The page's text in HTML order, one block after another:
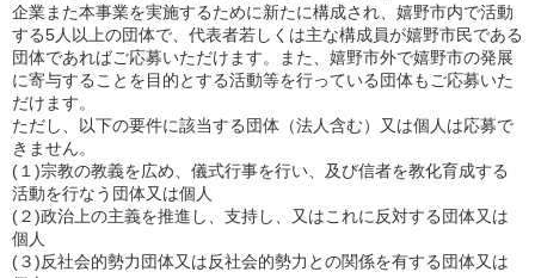
企業また本事業を実施するために新たに構成され、嬉野市内で活動
する5人以上の団体で、代表者若しくは主な構成員が嬉野市民である
団体であればご応募いただけます。また、嬉野市外で嬉野市の発展
に寄与することを目的とする活動等を行っている団体もご応募いた
だけます。
ただし、以下の要件に該当する団体（法人含む）又は個人は応募で
きません。
(１)宗教の教義を広め、儀式行事を行い、及び信者を教化育成する
活動を行なう団体又は個人
(２)政治上の主義を推進し、支持し、又はこれに反対する団体又は
個人
(３)反社会的勢力団体又は反社会的勢力との関係を有する団体又は